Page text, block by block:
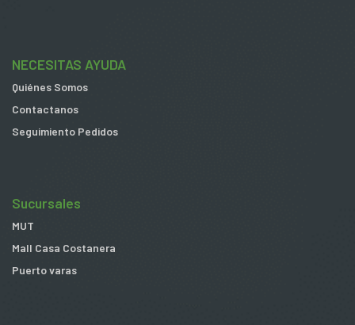
NECESITAS AYUDA
Quiénes Somos
Contactanos
Seguimiento Pedidos
Sucursales
MUT
Mall Casa Costanera
Puerto varas